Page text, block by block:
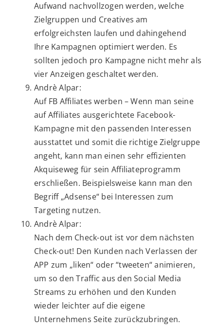
Aufwand nachvollzogen werden, welche
Zielgruppen und Creatives am
erfolgreichsten laufen und dahingehend
Ihre Kampagnen optimiert werden. Es
sollten jedoch pro Kampagne nicht mehr als
vier Anzeigen geschaltet werden.
Andrè Alpar:
Auf FB Affiliates werben – Wenn man seine
auf Affiliates ausgerichtete Facebook-
Kampagne mit den passenden Interessen
ausstattet und somit die richtige Zielgruppe
angeht, kann man einen sehr effizienten
Akquiseweg für sein Affiliateprogramm
erschließen. Beispielsweise kann man den
Begriff „Adsense“ bei Interessen zum
Targeting nutzen.
Andrè Alpar:
Nach dem Check-out ist vor dem nächsten
Check-out! Den Kunden nach Verlassen der
APP zum „liken“ oder “tweeten“ animieren,
um so den Traffic aus den Social Media
Streams zu erhöhen und den Kunden
wieder leichter auf die eigene
Unternehmens Seite zurückzubringen.